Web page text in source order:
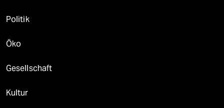
Politik
Öko
Gesellschaft
Kultur